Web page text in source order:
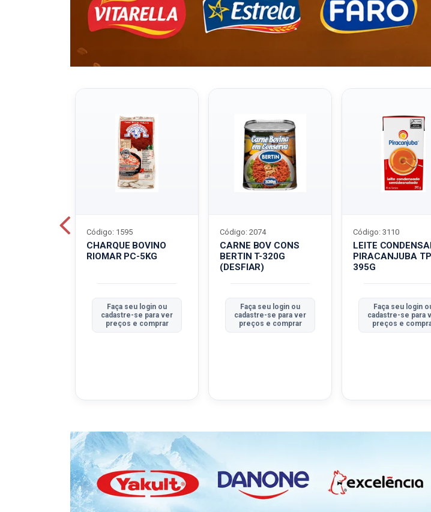
CHARQUE BOVINO
RIOMAR PC-5KG
Código: 1595
Faça seu login ou
cadastre-se para ver
preços e comprar
CARNE BOV CONS
BERTIN T-320G
(DESFIAR)
Código: 2074
Faça seu login ou
cadastre-se para ver
preços e comprar
LEITE
PIRACANJUBA
395G
Código: 3110
Faça seu login
cadastre-se para
preços e